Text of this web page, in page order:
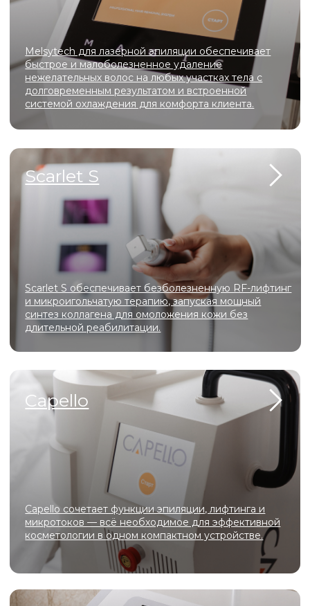
Комфортные, хорошо оборудованные
кабинеты
Самые безопасные инъекционные
методики
Эффективные лазерные технологии
для коррекции шрамов, рубцов,
возрастных изменений
Регулярные скидки и акции для
новых пациентов
Специалисты
с 10-летним опытом